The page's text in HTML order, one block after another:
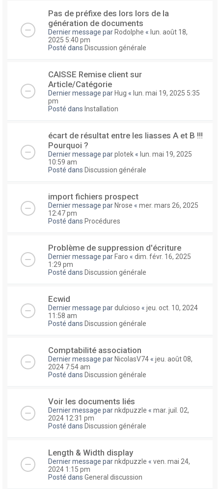
Pas de préfixe des lors lors de la
génération de documents
Dernier message par Rodolphe « lun. août 18,
2025 5:40 pm
Posté dans Discussion générale
CAISSE Remise client sur
Article/Catégorie
Dernier message par Hug « lun. mai 19, 2025 5:35
pm
Posté dans Installation
écart de résultat entre les liasses A et B !!!
Pourquoi ?
Dernier message parplotek « lun. mai 19, 2025
10:59 am
Posté dans Discussion générale
import fichiers prospect
Dernier message par Nrose « mer. mars 26, 2025
12:47 pm
Posté dans Procédures
Problème de suppression d'écriture
Dernier message par Faro « dim. févr. 16, 2025
1:29 pm
Posté dans Discussion générale
Ecwid
Dernier message pardulcioso « jeu. oct. 10, 2024
11:58 am
Posté dans Discussion générale
Comptabilité association
Dernier message par NicolasV74 « jeu. août 08,
2024 7:54 am
Posté dans Discussion générale
Voir les documents liés
Dernier message parnkdpuzzle « mar. juil. 02,
2024 12:31 pm
Posté dans Discussion générale
Length & Width display
Dernier message parnkdpuzzle « ven. mai 24,
2024 1:15 pm
Posté dans General discussion